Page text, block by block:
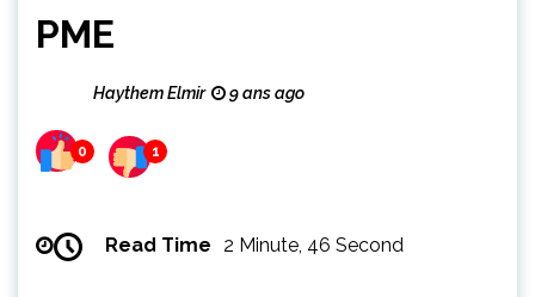
PME
Haythem Elmir 9 ans ago
0 1
Read Time 2 Minute, 46 Second